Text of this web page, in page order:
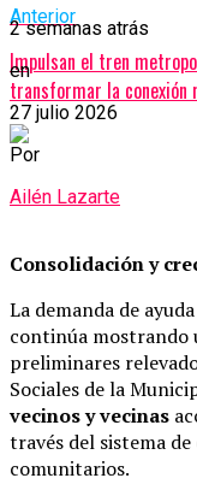
Anterior
Impulsan el tren
transformar la conexión
2 semanas atrás
en
27 julio 2026
Por
Ailén Lazarte
Consolidación y
La demanda de
continúa mostrando
preliminares
Sociales de la
vecinos y vecinas
través del sistema
comunitarios.